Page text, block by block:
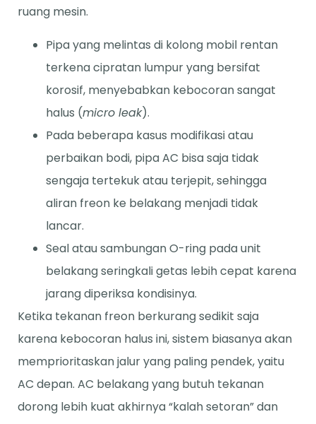
ruang mesin.
Pipa yang melintas di kolong mobil rentan
terkena cipratan lumpur yang bersifat
korosif, menyebabkan kebocoran sangat
halus (micro leak).
Pada beberapa kasus modifikasi atau
perbaikan bodi, pipa AC bisa saja tidak
sengaja tertekuk atau terjepit, sehingga
aliran freon ke belakang menjadi tidak
lancar.
Seal atau sambungan O-ring pada unit
belakang seringkali getas lebih cepat karena
jarang diperiksa kondisinya.
Ketika tekanan freon berkurang sedikit saja
karena kebocoran halus ini, sistem biasanya akan
memprioritaskan jalur yang paling pendek, yaitu
AC depan. AC belakang yang butuh tekanan
dorong lebih kuat akhirnya “kalah setoran” dan